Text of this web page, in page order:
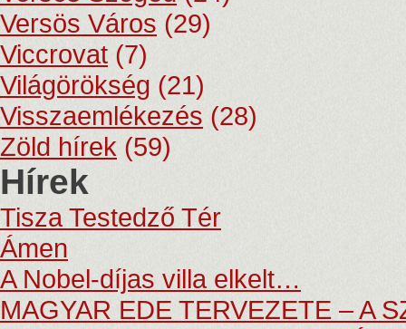
Versös Város (29)
Viccrovat (7)
Világörökség (21)
Visszaemlékezés (28)
Zöld hírek (59)
Hírek
Tisza Testedző Tér
Ámen
A Nobel-díjas villa elkelt…
MAGYAR EDE TERVEZETE – A